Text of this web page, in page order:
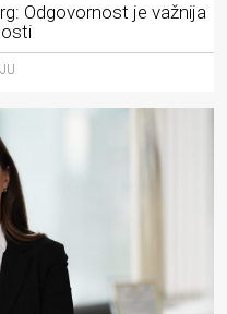
Odgovornost je važnija